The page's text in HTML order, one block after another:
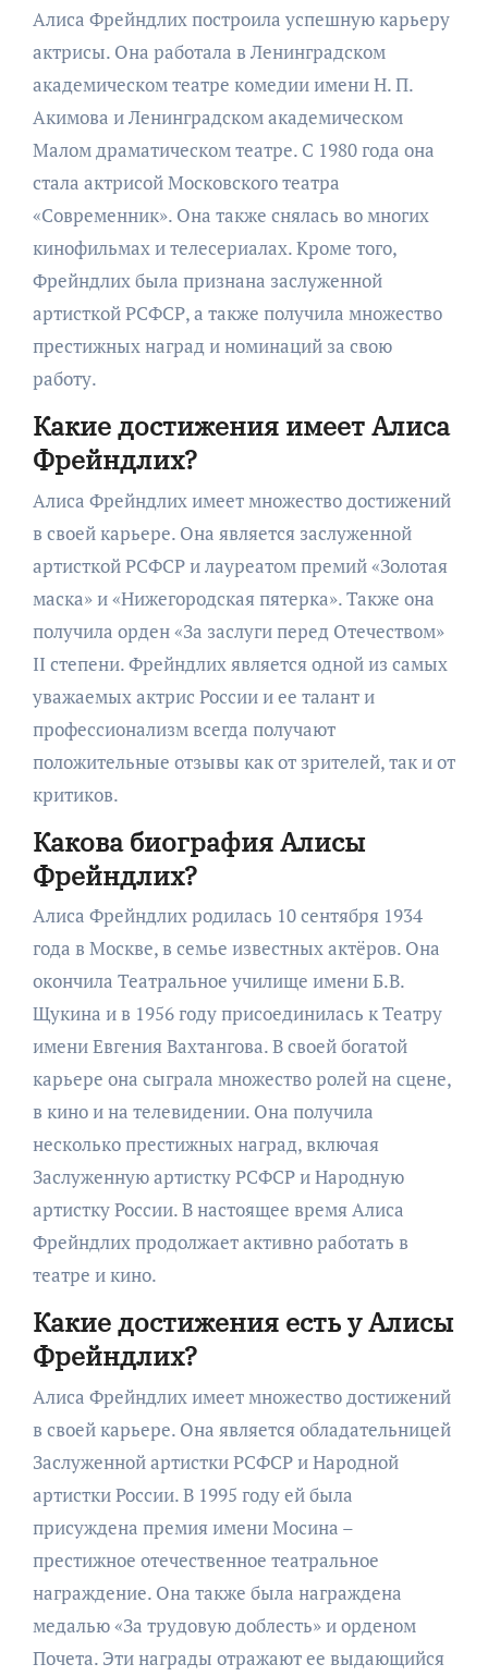
Алиса Фрейндлих построила успешную карьеру
актрисы. Она работала в Ленинградском
академическом театре комедии имени Н. П.
Акимова и Ленинградском академическом
Малом драматическом театре. С 1980 года она
стала актрисой Московского театра
«Современник». Она также снялась во многих
кинофильмах и телесериалах. Кроме того,
Фрейндлих была признана заслуженной
артисткой РСФСР, а также получила множество
престижных наград и номинаций за свою
работу.
Какие достижения имеет Алиса
Фрейндлих?
Алиса Фрейндлих имеет множество достижений
в своей карьере. Она является заслуженной
артисткой РСФСР и лауреатом премий «Золотая
маска» и «Нижегородская пятерка». Также она
получила орден «За заслуги перед Отечеством»
II степени. Фрейндлих является одной из самых
уважаемых актрис России и ее талант и
профессионализм всегда получают
положительные отзывы как от зрителей, так и от
критиков.
Какова биография Алисы
Фрейндлих?
Алиса Фрейндлих родилась 10 сентября 1934
года в Москве, в семье известных актёров. Она
окончила Театральное училище имени Б.В.
Щукина и в 1956 году присоединилась к Театру
имени Евгения Вахтангова. В своей богатой
карьере она сыграла множество ролей на сцене,
в кино и на телевидении. Она получила
несколько престижных наград, включая
Заслуженную артистку РСФСР и Народную
артистку России. В настоящее время Алиса
Фрейндлих продолжает активно работать в
театре и кино.
Какие достижения есть у Алисы
Фрейндлих?
Алиса Фрейндлих имеет множество достижений
в своей карьере. Она является обладательницей
Заслуженной артистки РСФСР и Народной
артистки России. В 1995 году ей была
присуждена премия имени Мосина –
престижное отечественное театральное
награждение. Она также была награждена
медалью «За трудовую доблесть» и орденом
Почета. Эти награды отражают ее выдающийся